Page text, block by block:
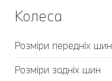
Колеса
Розміри передніх шин
Розміри задніх шин